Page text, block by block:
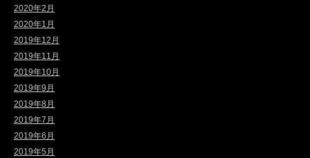
2020年2月
2020年1月
2019年12月
2019年11月
2019年10月
2019年9月
2019年8月
2019年7月
2019年6月
2019年5月